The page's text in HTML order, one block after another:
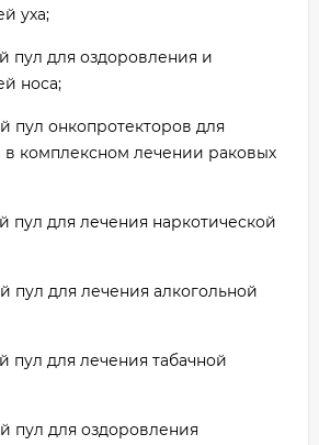
уха;
пул для оздоровления и
носа;
пул онкопротекторов для
комплексном лечении раковых
пул для лечения наркотической
пул для лечения алкогольной
пул для лечения табачной
пул для оздоровления